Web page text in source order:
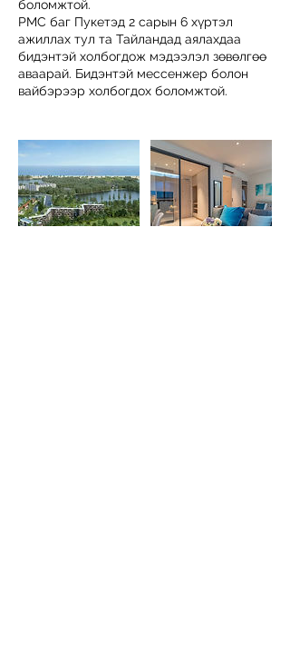
боломжтой.
PMC баг Пукетэд 2 сарын 6 хүртэл
ажиллах тул та Тайландад аялахдаа
бидэнтэй холбогдож мэдээлэл зөвөлгөө
аваарай. Бидэнтэй мессенжер болон
вайбэрээр холбогдох боломжтой.